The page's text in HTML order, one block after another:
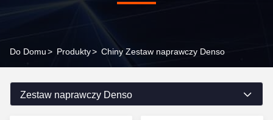
Do Domu> Produkty> Chiny Zestaw naprawczy Denso
Zestaw naprawczy Denso